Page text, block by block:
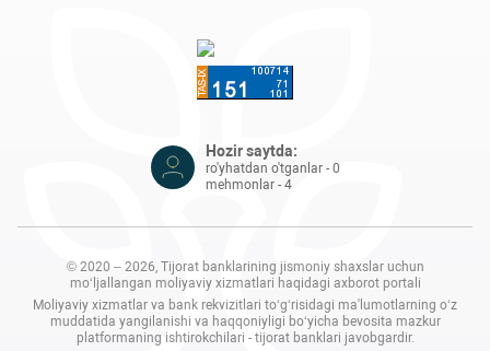
Hozir saytda:
ro'yhatdan o'tganlar - 0
mehmonlar - 4
© 2020 – 2026, Tijorat banklarining jismoniy shaxslar uchun
mo‘ljallangan moliyaviy xizmatlari haqidagi axborot portali
Moliyaviy xizmatlar va bank rekvizitlari to‘g‘risidagi ma'lumotlarning o‘z
muddatida yangilanishi va haqqoniyligi bo‘yicha bevosita mazkur
platformaning ishtirokchilari - tijorat banklari javobgardir.